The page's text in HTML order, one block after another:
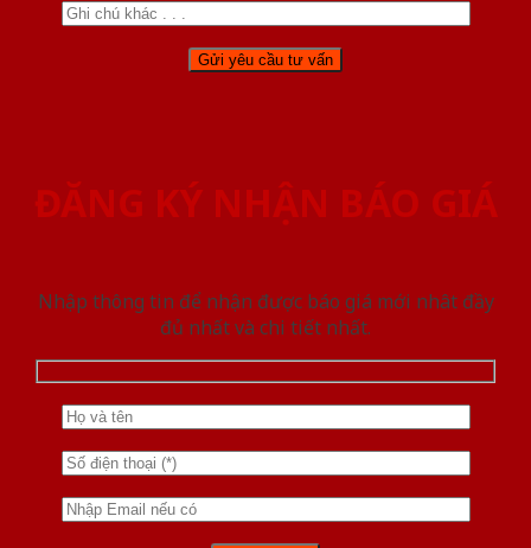
ĐĂNG KÝ NHẬN BÁO GIÁ
Nhập thông tin để nhận được báo giá mới nhât đầy
đủ nhất và chi tiết nhất.